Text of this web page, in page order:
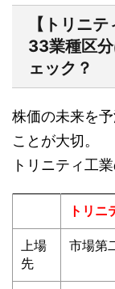
【トリニ
33業種区
ェック？
株価の未来を予
ことが大切。
トリニティ工
トリニ
上場
先
市場第